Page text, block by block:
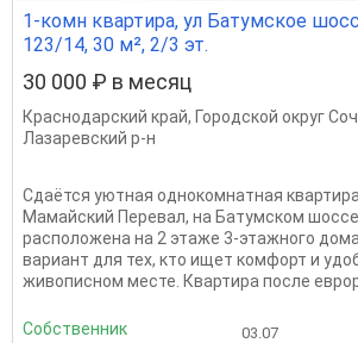
1-комн квартира, ул Батумское
123/14, 30 м², 2/3 эт.
30 000 ₽ в месяц
Краснодарский край, Городской округ
Лазаревский р-н
Сдаётся уютная однокомнатная
Мамайский Перевал, на Батумском
расположена на 2 этаже 3-этажного
вариант для тех, кто ищет комфорт и
живописном месте. Квартира после
Собственник 03.07